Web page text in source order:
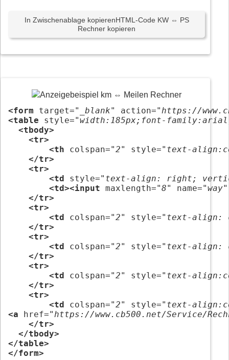
In Zwischenablage kopierenHTML-Code KW ⇔ PS
Rechner kopieren
<form target="_blank" action="https://
<table style="width:185px;font-
<tbody>
<tr>
<th colspan="2" style="text-
</tr>
<tr>
<td style="text-align: right;
<td><input maxlength="8" name="way"
</tr>
<tr>
<td colspan="2" style="text-align:
</tr>
<tr>
<td colspan="2" style="text-align:
</tr>
<tr>
<td colspan="2" style="text-
</tr>
<tr>
<td colspan="2" style="text-
<a href="https://www.cb500.net/Service/
</tr>
</tbody>
</table>
</form>